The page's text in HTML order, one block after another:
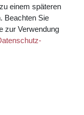
vorbehalten.
einem späteren
Beachten Sie
zur Verwendung